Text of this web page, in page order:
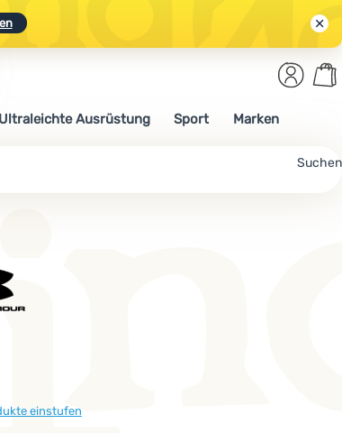
Suchen
Anmelden
Ultraleichte Ausrüstung Sport Marken
einstufen